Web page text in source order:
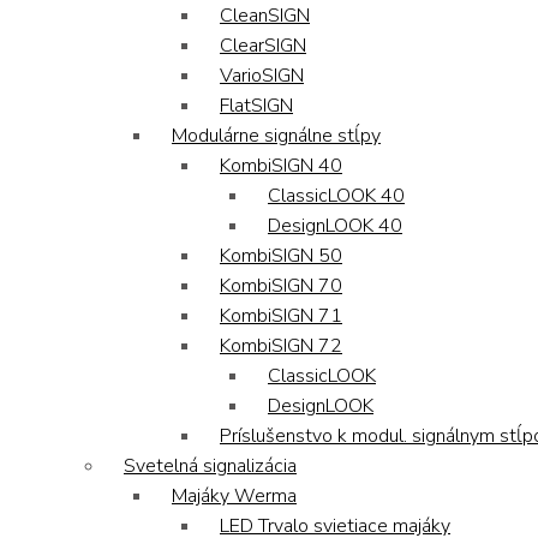
CleanSIGN
ClearSIGN
VarioSIGN
FlatSIGN
Modulárne signálne stĺpy
KombiSIGN 40
ClassicLOOK 40
DesignLOOK 40
KombiSIGN 50
KombiSIGN 70
KombiSIGN 71
KombiSIGN 72
ClassicLOOK
DesignLOOK
Príslušenstvo k modul. signálnym
Svetelná signalizácia
Majáky Werma
LED Trvalo svietiace majáky